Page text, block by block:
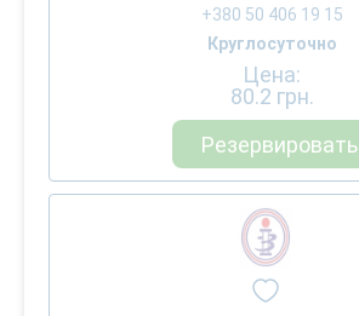
+380 50 406 19 15
Круглосуточно
Цена:
80.2 грн.
Резервировать